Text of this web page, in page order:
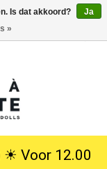
☀︎ Voor 12.00
Is dat akkoord?
Ja
»